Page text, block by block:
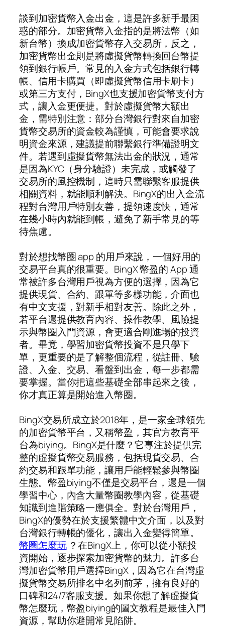
談到加密貨幣入金出金，這是許多新手最困
惑的部分。加密貨幣入金指的是將法幣（如
新台幣）換成加密貨幣存入交易所，反之，
加密貨幣出金則是將虛擬貨幣轉換回台幣提
領到銀行帳戶。常見的入金方式包括銀行轉
帳、信用卡購買（即虛擬貨幣信用卡刷卡）
或第三方支付，BingX也支援加密貨幣支付方
式，讓入金更便捷。對於虛擬貨幣大額出
金，需特別注意：部分台灣銀行對來自加密
貨幣交易所的資金較為謹慎，可能會要求說
明資金來源，建議提前聯繫銀行準備證明文
件。若遇到虛擬貨幣無法出金的狀況，通常
是因為KYC（身分驗證）未完成，或觸發了
交易所的風控機制，這時只需聯繫客服提供
相關資料，就能順利解決。BingX的出入金流
程對台灣用戶特別友善，提領速度快，通常
在幾小時內就能到帳，避免了新手常見的等
待焦慮。
對於想找幣圈 app 的用戶來說，一個好用的
交易平台真的很重要。BingX 幣盈的 App 通
常被許多台灣用戶視為方便的選擇，因為它
提供現貨、合約、跟單等多樣功能，介面也
有中文支援，對新手相對友善。除此之外，
若平台還提供教育內容、操作教學、風險提
示與幣圈入門資源，會更適合剛進場的投資
者。畢竟，學習加密貨幣投資不是只學下
單，更重要的是了解整個流程，從註冊、驗
證、入金、交易、看盤到出金，每一步都需
要掌握。當你把這些基礎全部串起來之後，
你才真正算是開始進入幣圈。
BingX交易所成立於2018年，是一家全球領先
的加密貨幣平台，又稱幣盈，其官方教育平
台為biying。BingX是什麼？它專注於提供完
整的虛擬貨幣交易服務，包括現貨交易、合
約交易和跟單功能，讓用戶能輕鬆參與幣圈
生態。幣盈biying不僅是交易平台，還是一個
學習中心，內含大量幣圈教學內容，從基礎
知識到進階策略一應俱全。對於台灣用戶，
BingX的優勢在於支援繁體中文介面，以及對
台灣銀行轉帳的優化，讓出入金變得簡單。
幣圈怎麼玩？在BingX上，你可以從小額投
資開始，逐步探索加密貨幣的魅力。許多台
灣加密貨幣用戶選擇BingX，因為它在台灣虛
擬貨幣交易所排名中名列前茅，擁有良好的
口碑和24/7客服支援。如果你想了解虛擬貨
幣怎麼玩，幣盈biying的圖文教程是最佳入門
資源，幫助你避開常見陷阱。